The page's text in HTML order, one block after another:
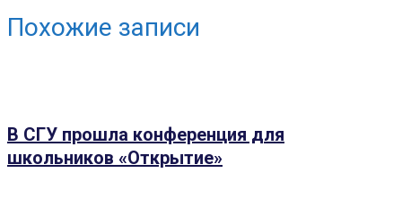
Похожие записи
В СГУ прошла конференция для
школьников «Открытие»